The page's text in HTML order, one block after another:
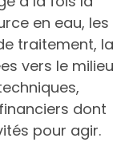
en eau, les
traitement, la
vers le milieu
dont
pour agir.